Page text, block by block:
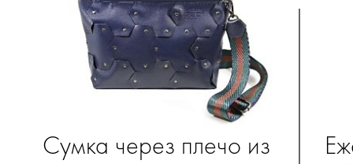
Сумка через плечо из